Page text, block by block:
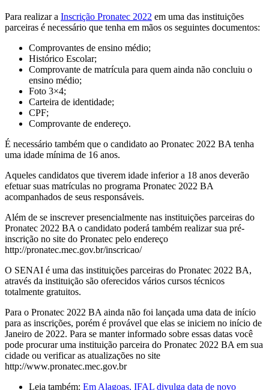
Para realizar a Inscrição Pronatec 2022 em uma das instituições
parceiras é necessário que tenha em mãos os seguintes documentos:
Comprovantes de ensino médio;
Histórico Escolar;
Comprovante de matrícula para quem ainda não concluiu o
ensino médio;
Foto 3×4;
Carteira de identidade;
CPF;
Comprovante de endereço.
É necessário também que o candidato ao Pronatec 2022 BA tenha
uma idade mínima de 16 anos.
Aqueles candidatos que tiverem idade inferior a 18 anos deverão
efetuar suas matrículas no programa Pronatec 2022 BA
acompanhados de seus responsáveis.
Além de se inscrever presencialmente nas instituições parceiras do
Pronatec 2022 BA o candidato poderá também realizar sua pré-
inscrição no site do Pronatec pelo endereço
http://pronatec.mec.gov.br/inscricao/
O SENAI é uma das instituições parceiras do Pronatec 2022 BA,
através da instituição são oferecidos vários cursos técnicos
totalmente gratuitos.
Para o Pronatec 2022 BA ainda não foi lançada uma data de início
para as inscrições, porém é provável que elas se iniciem no início de
Janeiro de 2022. Para se manter informado sobre essas datas você
pode procurar uma instituição parceira do Pronatec 2022 BA em sua
cidade ou verificar as atualizações no site
http://www.pronatec.mec.gov.br
Leia também: Em Alagoas, IFAL divulga data de novo